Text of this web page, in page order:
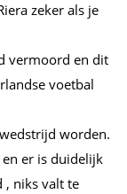
zeker als je
vermoord en dit
voetbal
worden.
er is duidelijk
, niks valt te